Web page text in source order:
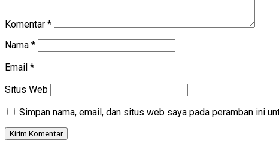
Komentar *
Nama *
Email *
Situs Web
Simpan nama, email, dan situs web saya pada peramban ini